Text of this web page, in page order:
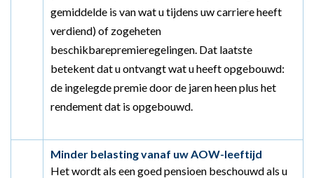
gemiddelde is van wat u tijdens uw carriere heeft
verdiend) of zogeheten
beschikbarepremieregelingen. Dat laatste
betekent dat u ontvangt wat u heeft opgebouwd:
de ingelegde premie door de jaren heen plus het
rendement dat is opgebouwd.
Minder belasting vanaf uw AOW-leeftijd
Het wordt als een goed pensioen beschouwd als u